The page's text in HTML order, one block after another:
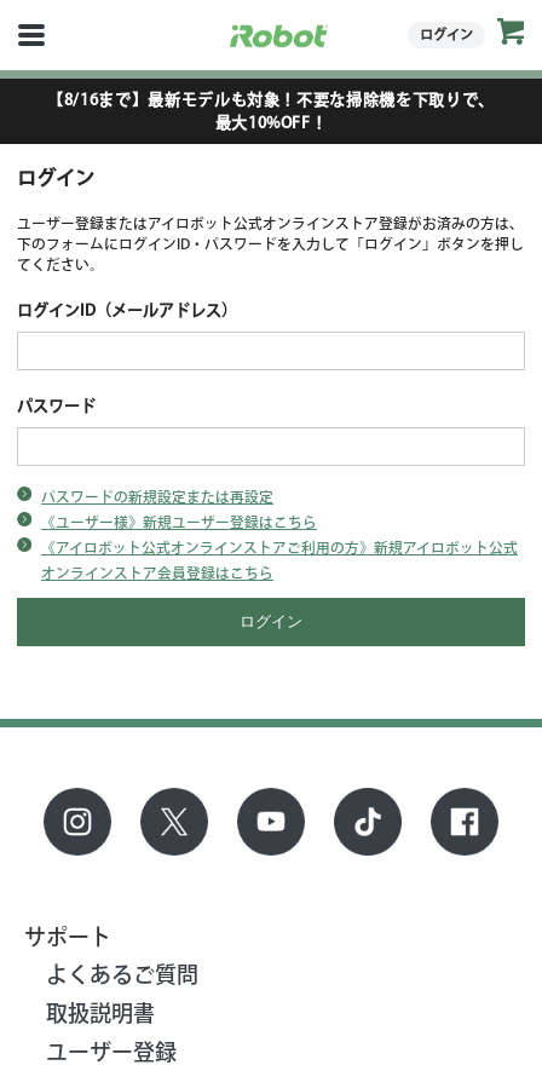
ログイン
【8/16まで】最新モデルも対象！不要な掃除機を下取りで、
最大10%OFF！
ログイン
ユーザー登録またはアイロボット公式オンラインストア登録がお済みの方は、
下のフォームにログインID・パスワードを入力して「ログイン」ボタンを押し
てください。
ログインID（メールアドレス）
パスワード
パスワードの新規設定または再設定
《ユーザー様》新規ユーザー登録はこちら
《アイロボット公式オンラインストアご利用の方》新規アイロボット公式
オンラインストア会員登録はこちら
サポート
よくあるご質問
取扱説明書
ユーザー登録